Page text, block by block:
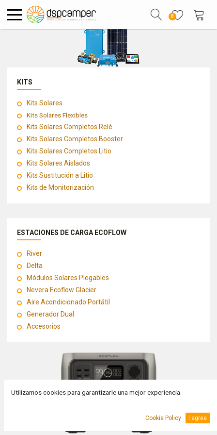
0
KITS
Kits Solares
Kits Solares Flexibles
Kits Solares Completos Relé
Kits Solares Completos Booster
Kits Solares Completos Litio
Kits Solares Aislados
Kits Sustitución a Litio
Kits de Monitorización
ESTACIONES DE CARGA ECOFLOW
River
Delta
Módulos Solares Plegables
Nevera Ecoflow Glacier
Aire Acondicionado Portátil
Generador Dual
Accesorios
Utilizamos cookies para garantizarle una mejor experiencia.
Cookie Policy I agree